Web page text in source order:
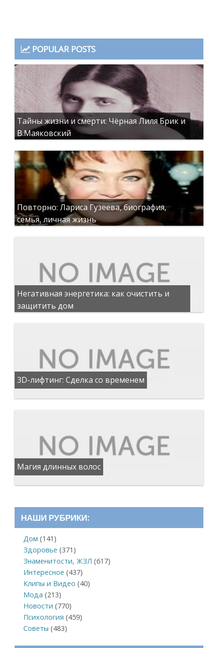
POPULAR POSTS
Тайны жизни и смерти: Чёрная Лиля Брик и
В.Маяковский
Повторно: Лариса Гузеева, биография,
семья, личная жизнь
Негативная энергетика: как очистить и
защитить дом
3D-лифтинг: Сделка со временем
Магия длинных волос
НАШИ РУБРИКИ:
Дом (141)
Здоровье (371)
Знаменитости, ЖЗЛ (617)
Интересное (437)
Клипы и Видео (40)
Мода (213)
Новости (770)
Психология (459)
Советы (483)